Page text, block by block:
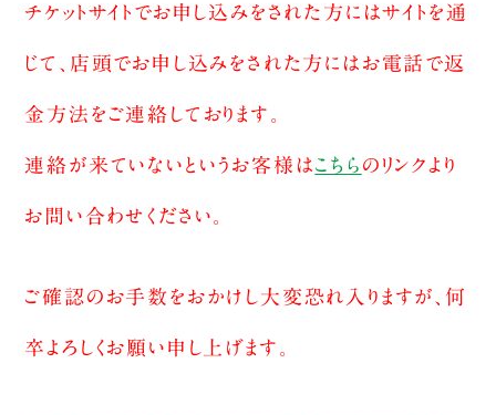
チケットサイトでお申し込みをされた方にはサイトを通
じて、店頭でお申し込みをされた方にはお電話で返
金方法をご連絡しております。
連絡が来ていないというお客様は こちら のリンクより
お問い合わせください。
ご確認のお手数をおかけし大変恐れ入りますが、何
卒よろしくお願い申し上げます。